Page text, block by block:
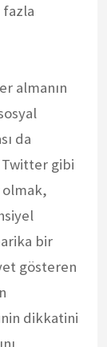
almanın
da
gibi
bir
gösteren
dikkatini